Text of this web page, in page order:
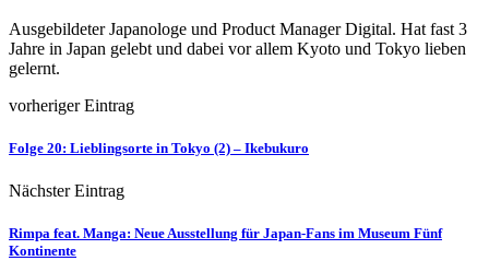
Ausgebildeter Japanologe und Product Manager Digital. Hat fast 3
Jahre in Japan gelebt und dabei vor allem Kyoto und Tokyo lieben
gelernt.
vorheriger Eintrag
Folge 20: Lieblingsorte in Tokyo (2) – Ikebukuro
Nächster Eintrag
Rimpa feat. Manga: Neue Ausstellung für Japan-Fans im Museum Fünf
Kontinente